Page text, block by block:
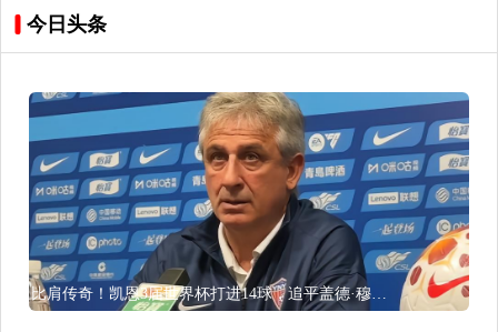
今日头条
比肩传奇！凯恩3届世界杯打进14球，追平盖德·穆勒并排前史第5